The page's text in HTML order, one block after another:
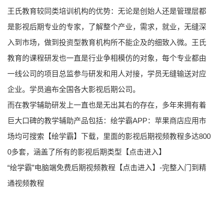
王氏教育较同类培训机构的优势：无论是创始人还是管理层都
是影视后期专业的专家，了解整个产业，需求，就业，无缝深
入到市场，做到投资型教育机构所不能企及的细致入微。王氏
教育的课程研发也一直是行业争相模仿的对象，每个专业都由
一线公司的项目总监参与研发和用人对接，学员无缝输送对应
企业。学员遍布全国各大影视后期公司。
而在教学辅助研发上一直也是无出其右的存在，多年来拥有着
巨大口碑的教学辅助产品包括：绘学霸APP：苹果商店应用市
场均可搜索【绘学霸】下载，里面的影视后期视频教程多达800
0多套，涵盖了所有的影视后期类型【点击进入】
“绘学霸”电脑端免费后期视频教程【点击进入】-完整入门到精
通视频教程